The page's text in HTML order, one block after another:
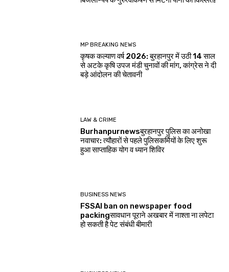
MP BREAKING NEWS
कृषक कल्याण वर्ष 2026: बुरहानपुर में उठी 14 साल
से अटके कृषि उपज मंडी चुनावों की मांग, कांग्रेस ने दी
बड़े आंदोलन की चेतावनी
LAW & CRIME
Burhanpurnewsबुरहानपुर पुलिस का अनोखा
नवाचार: त्यौहारों से पहले पुलिसकर्मियों के लिए शुरू
हुआ साप्ताहिक योग व ध्यान शिविर
BUSINESS NEWS
FSSAI ban on newspaper food
packingसावधान पूराने अखबार में नाश्ता ना लपेटा
हो सकती है पेट संबंधी बीमारी